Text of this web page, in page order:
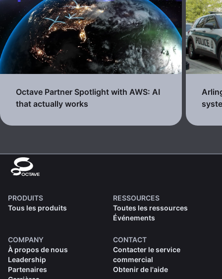
Octave Partner Spotlight with AWS: AI
that actually works
PRODUITS
Tous les produits
RESSOURCES
Toutes les ressources
Événements
COMPANY
À propos de nous
Leadership
Partenaires
CONTACT
Contacter le service
commercial
Obtenir de l'aide